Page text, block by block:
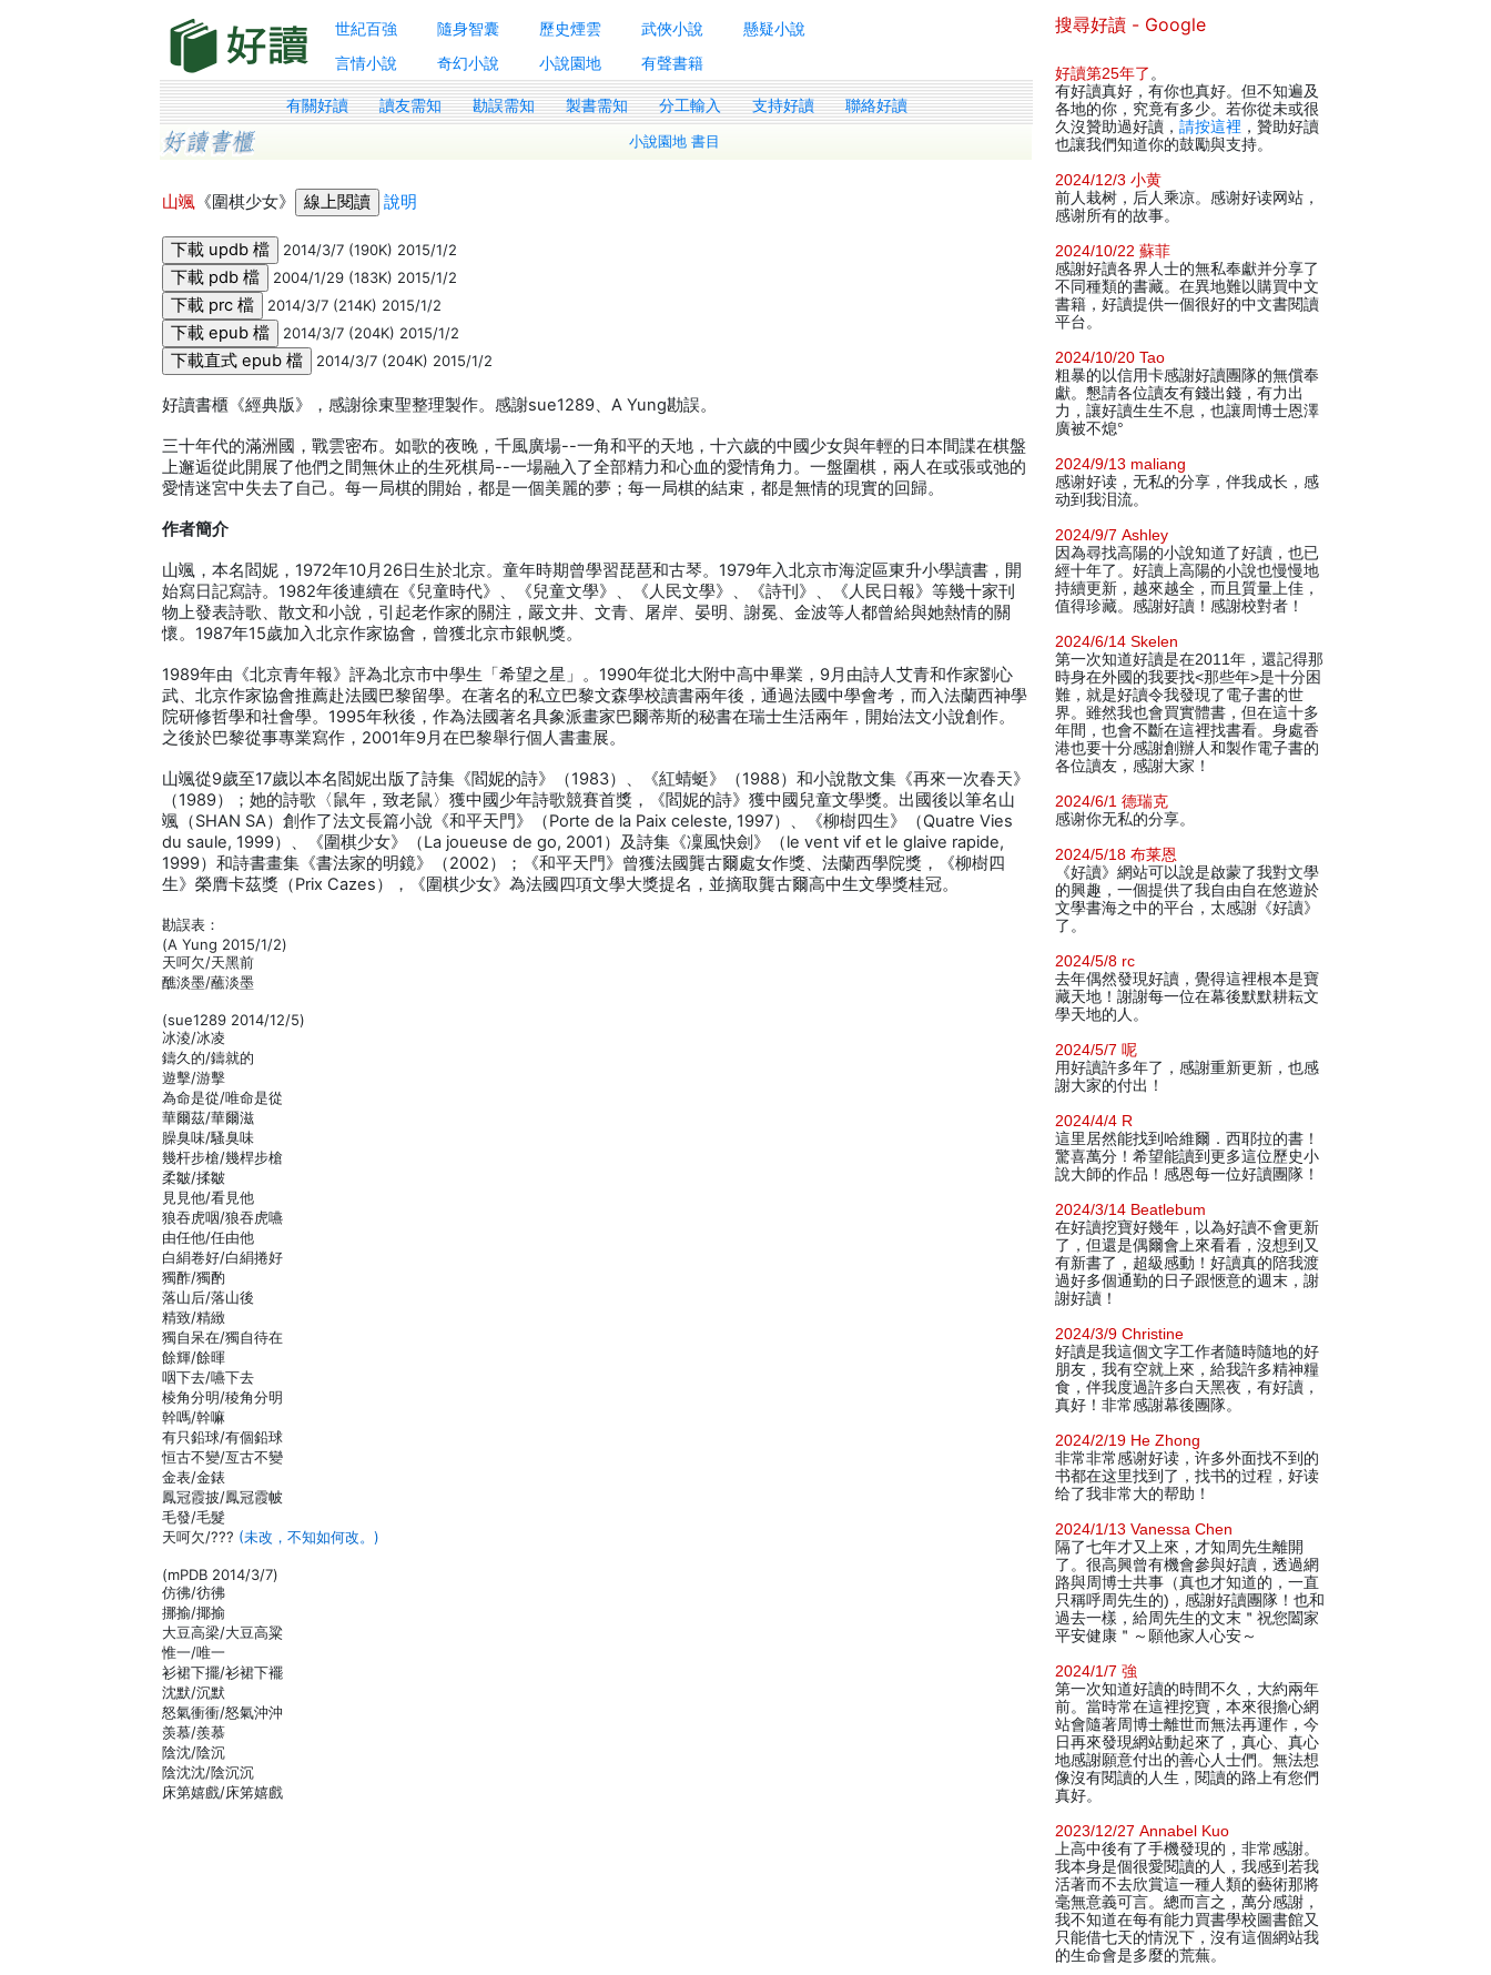
世紀百強 隨身智囊 歷史煙雲 武俠小說
懸疑小說
言情小說
奇幻小說 小說園地 有聲書籍
有關好讀 讀友需知 勘誤需知 製書需知 分工輸入 支持好讀 聯絡好讀
小說園地 書目
山颯 《圍棋少女》 說明
2014/3/7 (190K) 2015/1/2
2004/1/29 (183K) 2015/1/2
2014/3/7 (214K) 2015/1/2
2014/3/7 (204K) 2015/1/2
2014/3/7 (204K) 2015/1/2
好讀書櫃《經典版》，感謝徐東聖整理製作。感謝sue1289、A Yung勘誤。
三十年代的滿洲國，戰雲密布。如歌的夜晚，千風廣場--一角和平的天地，十六歲的中國少女與年輕的日本間諜在棋盤
上邂逅從此開展了他們之間無休止的生死棋局--一場融入了全部精力和心血的愛情角力。一盤圍棋，兩人在或張或弛的
愛情迷宮中失去了自己。每一局棋的開始，都是一個美麗的夢；每一局棋的結束，都是無情的現實的回歸。
作者簡介
山颯，本名閻妮，1972年10月26日生於北京。童年時期曾學習琵琶和古琴。1979年入北京市海淀區東升小學讀書，開
始寫日記寫詩。1982年後連續在《兒童時代》、《兒童文學》、《人民文學》、《詩刊》、《人民日報》等幾十家刊
物上發表詩歌、散文和小說，引起老作家的關注，嚴文井、文青、屠岸、晏明、謝冕、金波等人都曾給與她熱情的關
懷。1987年15歲加入北京作家協會，曾獲北京市銀帆獎。
1989年由《北京青年報》評為北京市中學生「希望之星」。1990年從北大附中高中畢業，9月由詩人艾青和作家劉心
武、北京作家協會推薦赴法國巴黎留學。在著名的私立巴黎文森學校讀書兩年後，通過法國中學會考，而入法蘭西神學
院研修哲學和社會學。1995年秋後，作為法國著名具象派畫家巴爾蒂斯的秘書在瑞士生活兩年，開始法文小說創作。
之後於巴黎從事專業寫作，2001年9月在巴黎舉行個人書畫展。
山颯從9歲至17歲以本名閻妮出版了詩集《閻妮的詩》（1983）、《紅蜻蜓》（1988）和小說散文集《再來一次春天》
（1989）；她的詩歌〈鼠年，致老鼠〉獲中國少年詩歌競賽首獎，《閻妮的詩》獲中國兒童文學獎。出國後以筆名山
颯（SHAN SA）創作了法文長篇小說《和平天門》（Porte de la Paix celeste, 1997）、《柳樹四生》（Quatre Vies
du saule, 1999）、《圍棋少女》（La joueuse de go, 2001）及詩集《凜風快劍》（le vent vif et le glaive rapide,
1999）和詩書畫集《書法家的明鏡》（2002）；《和平天門》曾獲法國龔古爾處女作獎、法蘭西學院獎，《柳樹四
生》榮膺卡茲獎（Prix Cazes），《圍棋少女》為法國四項文學大獎提名，並摘取龔古爾高中生文學獎桂冠。
勘誤表：
(A Yung 2015/1/2)
天呵欠/天黑前
醮淡墨/蘸淡墨
(sue1289 2014/12/5)
冰淩/冰凌
鑄久的/鑄就的
遊擊/游擊
為命是從/唯命是從
華爾茲/華爾滋
臊臭味/騷臭味
幾杆步槍/幾桿步槍
柔皺/揉皺
見見他/看見他
狼吞虎咽/狼吞虎嚥
由任他/任由他
白絹卷好/白絹捲好
獨酢/獨酌
落山后/落山後
精致/精緻
獨自呆在/獨自待在
餘輝/餘暉
咽下去/嚥下去
棱角分明/稜角分明
幹嗎/幹嘛
有只鉛球/有個鉛球
恒古不變/亙古不變
金表/金錶
鳳冠霞披/鳳冠霞帔
毛發/毛髮
天呵欠/??? (未改，不知如何改。)
(mPDB 2014/3/7)
仿彿/彷彿
挪揄/揶揄
大豆高梁/大豆高粱
惟一/唯一
衫裙下擺/衫裙下襬
沈默/沉默
怒氣衝衝/怒氣沖沖
羡慕/羨慕
陰沈/陰沉
陰沈沈/陰沉沉
床第嬉戲/床笫嬉戲
搜尋好讀 - Google
好讀第25年了 。
有好讀真好，有你也真好。但不知遍及
各地的你，究竟有多少。若你從未或很
久沒贊助過好讀， 請按這裡 ，贊助好讀
也讓我們知道你的鼓勵與支持。
2024/12/3 小黄
前人栽树，后人乘凉。感谢好读网站，
感谢所有的故事。
2024/10/22 蘇菲
感謝好讀各界人士的無私奉獻并分享了
不同種類的書藏。在異地難以購買中文
書籍，好讀提供一個很好的中文書閱讀
平台。
2024/10/20 Tao
粗暴的以信用卡感謝好讀團隊的無償奉
獻。懇請各位讀友有錢出錢，有力出
力，讓好讀生生不息，也讓周博士恩澤
廣被不熄°
2024/9/13 maliang
感谢好读，无私的分享，伴我成长，感
动到我泪流。
2024/9/7 Ashley
因為尋找高陽的小說知道了好讀，也已
經十年了。好讀上高陽的小說也慢慢地
持續更新，越來越全，而且質量上佳，
值得珍藏。感謝好讀！感謝校對者！
2024/6/14 Skelen
第一次知道好讀是在2011年，還記得那
時身在外國的我要找<那些年>是十分困
難，就是好讀令我發現了電子書的世
界。雖然我也會買實體書，但在這十多
年間，也會不斷在這裡找書看。身處香
港也要十分感謝創辦人和製作電子書的
各位讀友，感謝大家！
2024/6/1 德瑞克
感谢你无私的分享。
2024/5/18 布莱恩
《好讀》網站可以說是啟蒙了我對文學
的興趣，一個提供了我自由自在悠遊於
文學書海之中的平台，太感謝《好讀》
了。
2024/5/8 rc
去年偶然發現好讀，覺得這裡根本是寶
藏天地！謝謝每一位在幕後默默耕耘文
學天地的人。
2024/5/7 呢
用好讀許多年了，感謝重新更新，也感
謝大家的付出！
2024/4/4 R
這里居然能找到哈維爾．西耶拉的書！
驚喜萬分！希望能讀到更多這位歷史小
說大師的作品！感恩每一位好讀團隊！
2024/3/14 Beatlebum
在好讀挖寶好幾年，以為好讀不會更新
了，但還是偶爾會上來看看，沒想到又
有新書了，超級感動！好讀真的陪我渡
過好多個通勤的日子跟愜意的週末，謝
謝好讀！
2024/3/9 Christine
好讀是我這個文字工作者隨時隨地的好
朋友，我有空就上來，給我許多精神糧
食，伴我度過許多白天黑夜，有好讀，
真好！非常感謝幕後團隊。
2024/2/19 He Zhong
非常非常感谢好读，许多外面找不到的
书都在这里找到了，找书的过程，好读
给了我非常大的帮助！
2024/1/13 Vanessa Chen
隔了七年才又上來，才知周先生離開
了。很高興曾有機會參與好讀，透過網
路與周博士共事（真也才知道的，一直
只稱呼周先生的)，感謝好讀團隊！也和
過去一樣，給周先生的文末＂祝您闔家
平安健康＂～願他家人心安～
2024/1/7 強
第一次知道好讀的時間不久，大約兩年
前。當時常在這裡挖寶，本來很擔心網
站會隨著周博士離世而無法再運作，今
日再來發現網站動起來了，真心、真心
地感謝願意付出的善心人士們。無法想
像沒有閱讀的人生，閱讀的路上有您們
真好。
2023/12/27 Annabel Kuo
上高中後有了手機發現的，非常感謝。
我本身是個很愛閱讀的人，我感到若我
活著而不去欣賞這一種人類的藝術那將
毫無意義可言。總而言之，萬分感謝，
我不知道在每有能力買書學校圖書館又
只能借七天的情況下，沒有這個網站我
的生命會是多麼的荒蕪。